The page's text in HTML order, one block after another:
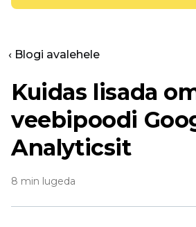
‹ Blogi avalehele
Kuidas lisada
veebipoodi
Analyticsit
8 min lugeda